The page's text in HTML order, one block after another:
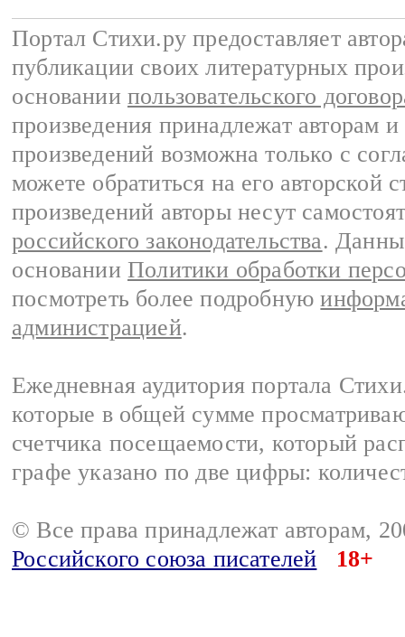
Портал Стихи.ру предоставляет
публикации своих литературных
основании пользовательского
произведения принадлежат авторам
произведений возможна только с
можете обратиться на его авторской
произведений авторы несут
российского законодательства.
основании Политики обработки
посмотреть более подробную
администрацией.
Ежедневная аудитория портала
которые в общей сумме
счетчика посещаемости, который
графе указано по две цифры:
© Все права принадлежат авторам,
Российского союза писателей
18+